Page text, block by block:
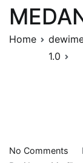
Home
1.0
No Comments